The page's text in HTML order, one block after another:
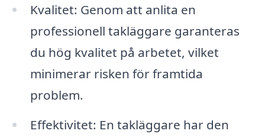
Kvalitet: Genom att anlita en
professionell takläggare garanteras
du hög kvalitet på arbetet, vilket
minimerar risken för framtida
problem.
Effektivitet: En takläggare har den